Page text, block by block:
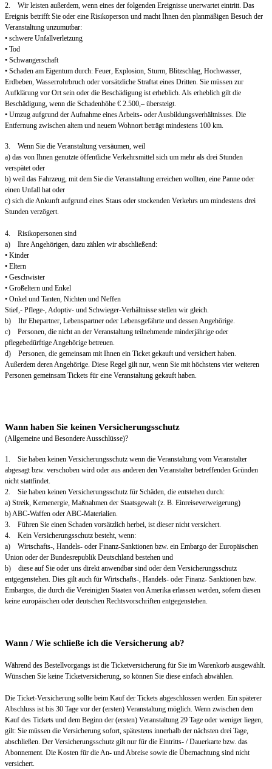
2. Wir leisten außerdem, wenn eines der folgenden Ereignisse unerwartet eintritt. Das
Ereignis betrifft Sie oder eine Risikoperson und macht Ihnen den planmäßigen Besuch der
Veranstaltung unzumutbar:
• schwere Unfallverletzung
• Tod
• Schwangerschaft
• Schaden am Eigentum durch: Feuer, Explosion, Sturm, Blitzschlag, Hochwasser,
Erdbeben, Wasserrohrbruch oder vorsätzliche Straftat eines Dritten. Sie müssen zur
Aufklärung vor Ort sein oder die Beschädigung ist erheblich. Als erheblich gilt die
Beschädigung, wenn die Schadenhöhe € 2.500,– übersteigt.
• Umzug aufgrund der Aufnahme eines Arbeits- oder Ausbildungsverhältnisses. Die
Entfernung zwischen altem und neuem Wohnort beträgt mindestens 100 km.
3. Wenn Sie die Veranstaltung versäumen, weil
a) das von Ihnen genutzte öffentliche Verkehrsmittel sich um mehr als drei Stunden
verspätet oder
b) weil das Fahrzeug, mit dem Sie die Veranstaltung erreichen wollten, eine Panne oder
einen Unfall hat oder
c) sich die Ankunft aufgrund eines Staus oder stockenden Verkehrs um mindestens drei
Stunden verzögert.
4. Risikopersonen sind
a) Ihre Angehörigen, dazu zählen wir abschließend:
• Kinder
• Eltern
• Geschwister
• Großeltern und Enkel
• Onkel und Tanten, Nichten und Neffen
Stief,- Pflege-, Adoptiv- und Schwieger-Verhältnisse stellen wir gleich.
b) Ihr Ehepartner, Lebenspartner oder Lebensgefährte und dessen Angehörige.
c) Personen, die nicht an der Veranstaltung teilnehmende minderjährige oder
pflegebedürftige Angehörige betreuen.
d) Personen, die gemeinsam mit Ihnen ein Ticket gekauft und versichert haben.
Außerdem deren Angehörige. Diese Regel gilt nur, wenn Sie mit höchstens vier weiteren
Personen gemeinsam Tickets für eine Veranstaltung gekauft haben.
Wann haben Sie keinen Versicherungsschutz
(Allgemeine und Besondere Ausschlüsse)?
1. Sie haben keinen Versicherungsschutz wenn die Veranstaltung vom Veranstalter
abgesagt bzw. verschoben wird oder aus anderen den Veranstalter betreffenden Gründen
nicht stattfindet.
2. Sie haben keinen Versicherungsschutz für Schäden, die entstehen durch:
a) Streik, Kernenergie, Maßnahmen der Staatsgewalt (z. B. Einreiseverweigerung)
b) ABC-Waffen oder ABC-Materialien.
3. Führen Sie einen Schaden vorsätzlich herbei, ist dieser nicht versichert.
4. Kein Versicherungsschutz besteht, wenn:
a) Wirtschafts-, Handels- oder Finanz-Sanktionen bzw. ein Embargo der Europäischen
Union oder der Bundesrepublik Deutschland bestehen und
b) diese auf Sie oder uns direkt anwendbar sind oder dem Versicherungsschutz
entgegenstehen. Dies gilt auch für Wirtschafts-, Handels- oder Finanz- Sanktionen bzw.
Embargos, die durch die Vereinigten Staaten von Amerika erlassen werden, sofern diesen
keine europäischen oder deutschen Rechtsvorschriften entgegenstehen.
Wann / Wie schließe ich die Versicherung ab?
Während des Bestellvorgangs ist die Ticketversicherung für Sie im Warenkorb ausgewählt.
Wünschen Sie keine Ticketversicherung, so können Sie diese einfach abwählen.
Die Ticket-Versicherung sollte beim Kauf der Tickets abgeschlossen werden. Ein späterer
Abschluss ist bis 30 Tage vor der (ersten) Veranstaltung möglich. Wenn zwischen dem
Kauf des Tickets und dem Beginn der (ersten) Veranstaltung 29 Tage oder weniger liegen,
gilt: Sie müssen die Versicherung sofort, spätestens innerhalb der nächsten drei Tage,
abschließen. Der Versicherungsschutz gilt nur für die Eintritts- / Dauerkarte bzw. das
Abonnement. Die Kosten für die An- und Abreise sowie die Übernachtung sind nicht
versichert.